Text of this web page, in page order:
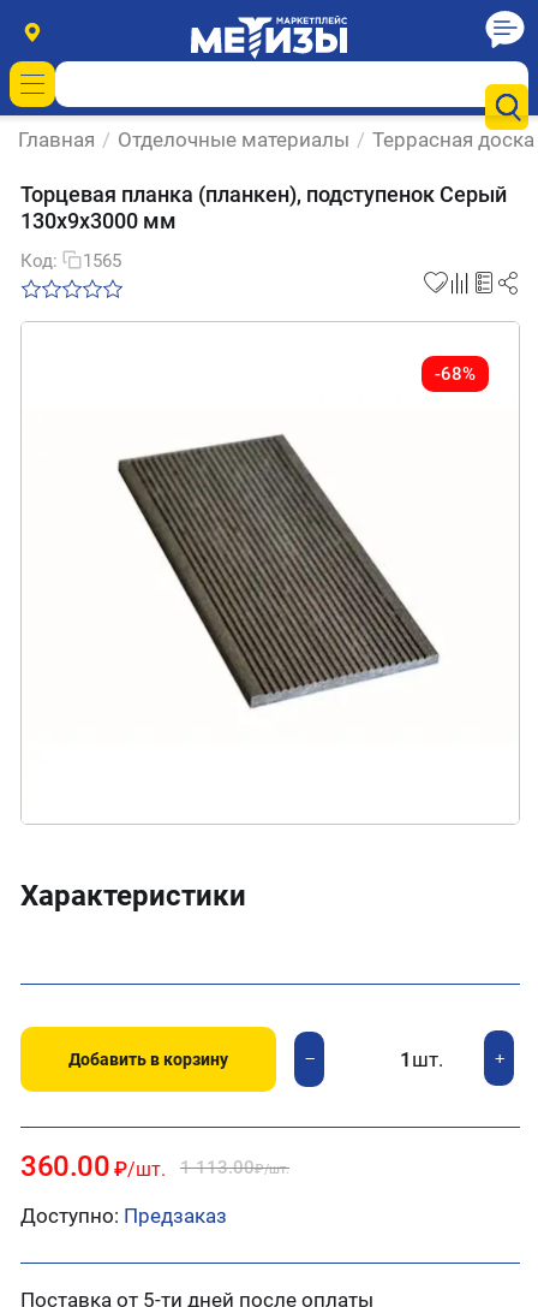
Главная / Отделочные материалы / Террасная
Торцевая планка (планкен), подступенок Серый
130х9х3000 мм
Код: 1565
-68%
Характеристики
Добавить в корзину +
шт.
−
360.00 ₽/шт. 1 113.00₽/шт.
Доступно: Предзаказ
Поставка от 5-ти дней после оплаты